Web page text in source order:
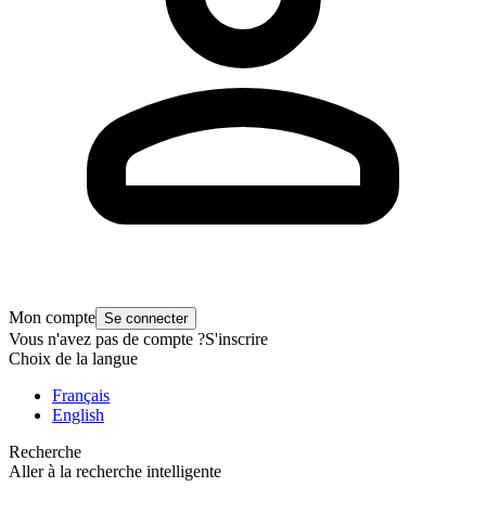
Mon compte Se connecter
Vous n'avez pas de compte ?S'inscrire
Choix de la langue
Français
English
Recherche
Aller à la recherche intelligente